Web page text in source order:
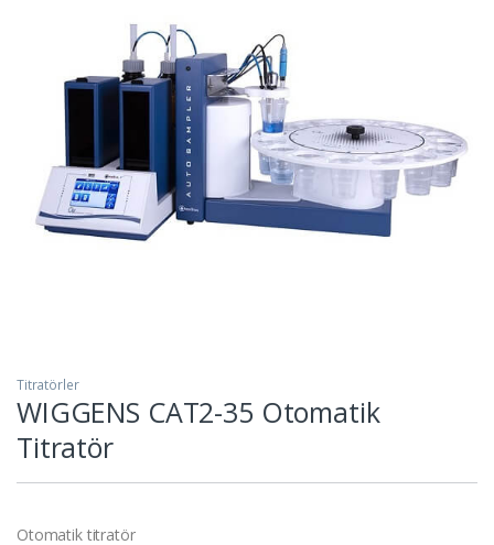
Titratörler
WIGGENS CAT2-35 Otomatik
Titratör
Otomatik titratör